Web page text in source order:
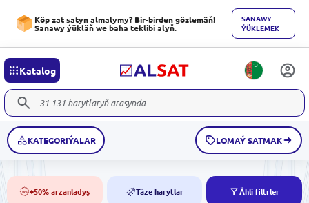
Köp zat satyn almalymy? Bir-birden gözlemäň!
Sanawy ýükläň we baha teklibi alyň.
SANAWY
ÝÜKLEMEK
Katalog
KATEGORIÝALAR LOMAÝ SATMAK
50% +50% arzanladyş NEW Täze harytlar Ähli filtrler